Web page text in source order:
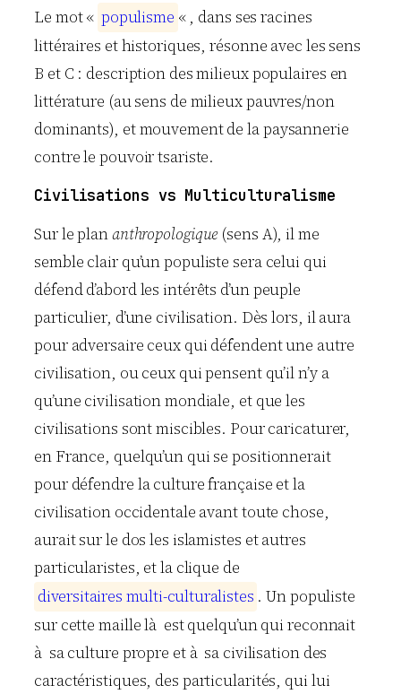
Le mot « populisme « , dans ses racines
littéraires et historiques, résonne avec les sens
B et C : description des milieux populaires en
littérature (au sens de milieux pauvres/non
dominants), et mouvement de la paysannerie
contre le pouvoir tsariste.
Civilisations vs Multiculturalisme
Sur le plananthropologique(sens A), il me
semble clair qu’un populiste sera celui qui
défend d’abord les intérêts d’un peuple
particulier, d’une civilisation. Dès lors, il aura
pour adversaire ceux qui défendent une autre
civilisation, ou ceux qui pensent qu’il n’y a
qu’une civilisation mondiale, et que les
civilisations sont miscibles. Pour caricaturer,
en France, quelqu’un qui se positionnerait
pour défendre la culture française et la
civilisation occidentale avant toute chose,
aurait sur le dos les islamistes et autres
particularistes, et la clique de
diversitaires multi-culturalistes . Un populiste
sur cette maille là est quelqu’un qui reconnait
à sa culture propre et à sa civilisation des
caractéristiques, des particularités, qui lui